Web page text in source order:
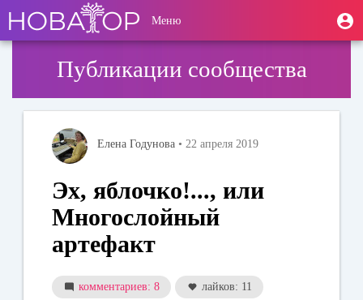
основному
содержанию
User
account
Меню
Публикации сообщества
Елена Годунова • 22 апреля 2019
Эх, яблочко!..., или
Многослойный
артефакт
комментариев: 8 лайков: 11